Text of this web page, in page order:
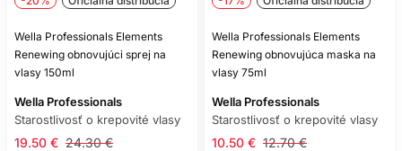
Wella Professionals Elements
Renewing obnovujúci sprej na
vlasy 150ml
Wella Professionals
Starostlivosť o krepovité vlasy
24.30 €
19.50 €
Wella Professionals Elements
Renewing obnovujúca maska na
vlasy 75ml
Wella Professionals
Starostlivosť o krepovité vlasy
12.70 €
10.50 €